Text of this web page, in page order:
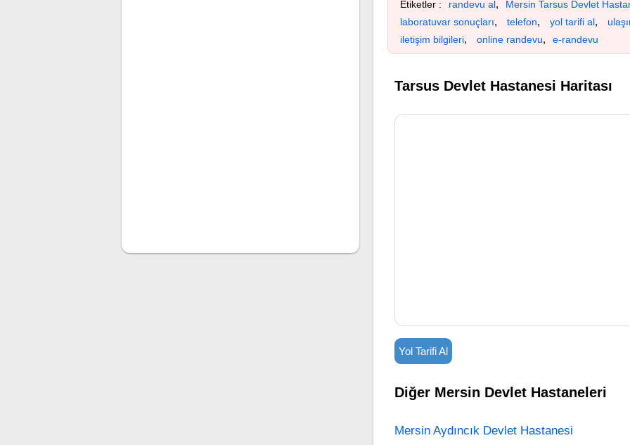
Etiketler : randevu al, Mersin Tarsus Devlet
laboratuvar sonuçları, telefon, yol tarifi al,
iletişim bilgileri, online randevu, e-randevu
Tarsus Devlet Hastanesi Haritası
Yol Tarifi Al
Diğer Mersin Devlet Hastaneleri
Mersin Aydıncık Devlet Hastanesi